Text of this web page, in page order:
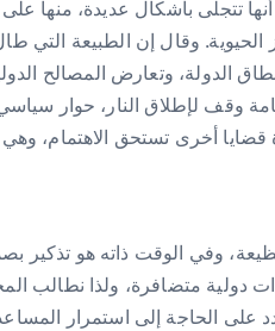
استمراراً لانتهاكات حقوق الإنسان في عموم سوريا خلال عام
وقال إن الطبيعة
الدولة، وتعارض المصالح
لإطلاق النار، حوار
أخرى تستحق الاهتمام، وهي
وفي الوقت ذاته هو تذكير
متضافرة، ولذا نطالب
الحاجة إلى استمرار